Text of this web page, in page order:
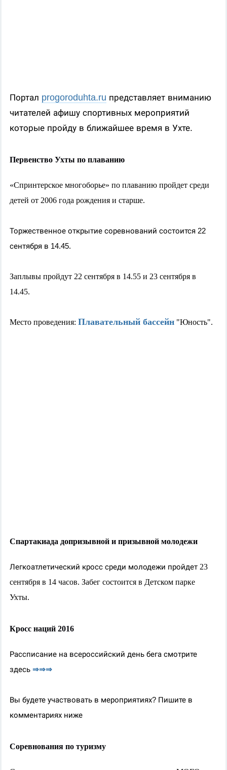
Портал progoroduhta.ru представляет вниманию
читателей афишу спортивных мероприятий
которые пройду в ближайшее время в Ухте.
Первенство Ухты по плаванию
«Спринтерское многоборье» по плаванию пройдет среди
детей от 2006 года рождения и старше.
Торжественное открытие соревнований состоится 22
сентября в 14.45.
Заплывы пройдут 22 сентября в 14.55 и 23 сентября в
14.45.
Место проведения: Плавательный бассейн "Юность".
Спартакиада допризывной и призывной молодежи
Легкоатлетический кросс среди молодежи пройдет 23
сентября в 14 часов. Забег состоится в Детском парке
Ухты.
Кросс наций 2016
Рассписание на всероссийский день бега смотрите
здесь ⇒⇒⇒
Вы будете участвовать в мероприятиях? Пишите в
комментариях ниже
Соревнования по туризму